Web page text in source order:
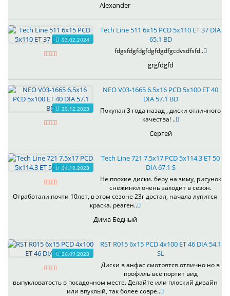
Alexander
03.02.2024
Tech Line 511 6x15 PCD 5x110 ET 37 DIA
65.1 BD
fdgsfdgfdgfdgfdgdfgcdvsdfsfd..
grgfdgfd
20.12.2023
NEO V03-1665 6.5x16 PCD 5x100 ET 40
DIA 57.1 BD
Покупал 3 года назад , диски отличного
качества! ..
Сергей
04.10.2023
Tech Line 721 7.5x17 PCD 5x114.3 ET 50
DIA 67.1 S
Не плохие диски. беру на зиму, рисунок
снежинки очень заходит в сезон.
Отработали почти 10лет, в этом сезоне 23г достал, начала лупится
краска. реаген..
Дима Бедный
26.09.2023
RST R015 6x15 PCD 4x100 ET 46 DIA 54.1
SL
Диски в анфас смотрятся отлично но в
профиль всё портит вид
выпукловатость в посадочном месте. Делайте или плоский дизайн
или впуклый, так более совре..